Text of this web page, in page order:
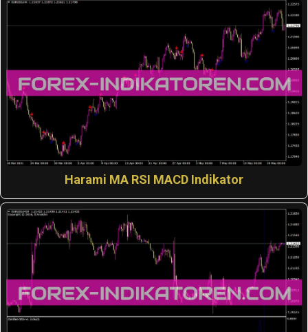
Harami MA RSI MACD Indikator